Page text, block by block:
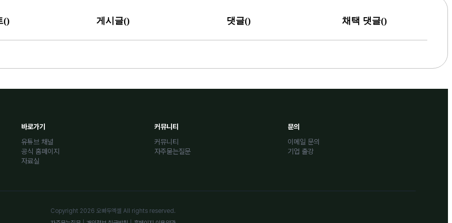
() 게시글() 댓글() 채택 댓글()
바로가기
유튜브 채널
공식 홈페이지
자료실
커뮤니티
커뮤니티
자주묻는질문
문의
이메일 문의
기업 출강
Copyright 2026 오빠두엑셀 All rights reserved.